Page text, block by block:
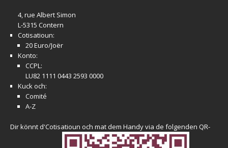
4, rue Albert Simon
L-5315 Contern
Cotisatioun:
20 Euro/Joër
Konto:
CCPL:
LU82 1111 0443 2593 0000
Kuck och:
Comité
A-Z
Dir könnt d'Cotisatioun och mat dem Handy via de folgenden QR-